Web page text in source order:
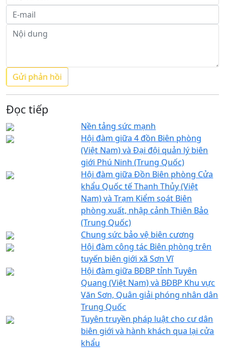
Đọc tiếp
Nền tảng sức mạnh
Hội đàm giữa 4 đồn Biên phòng
(Việt Nam) và Đại đội quản lý biên
giới Phú Ninh (Trung Quốc)
Hội đàm giữa Đồn Biên phòng Cửa
khẩu Quốc tế Thanh Thủy (Việt
Nam) và Trạm Kiểm soát Biên
phòng xuất, nhập cảnh Thiên Bảo
(Trung Quốc)
Chung sức bảo vệ biên cương
Hội đàm công tác Biên phòng trên
tuyến biên giới xã Sơn Vĩ
Hội đàm giữa BĐBP tỉnh Tuyên
Quang (Việt Nam) và BĐBP Khu vực
Văn Sơn, Quân giải phóng nhân dân
Trung Quốc
Tuyên truyền pháp luật cho cư dân
biên giới và hành khách qua lại cửa
khẩu